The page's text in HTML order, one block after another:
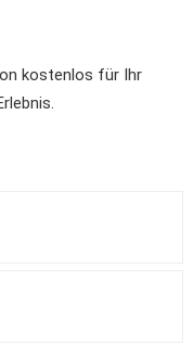
kostenlos für Ihr